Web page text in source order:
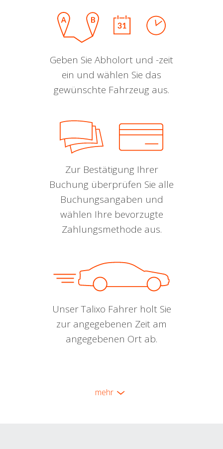
Geben Sie Abholort und -zeit
ein und wählen Sie das
gewünschte Fahrzeug aus.
Zur Bestätigung Ihrer
Buchung überprüfen Sie alle
Buchungsangaben und
wählen Ihre bevorzugte
Zahlungsmethode aus.
Unser Talixo Fahrer holt Sie
zur angegebenen Zeit am
angegebenen Ort ab.
mehr